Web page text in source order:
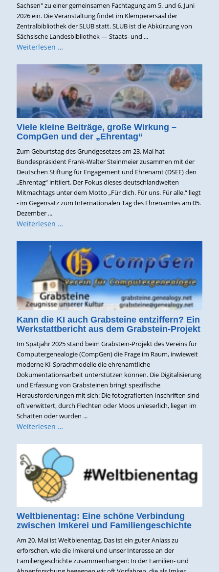
Sachsen" zu einer gemeinsamen Fachtagung am 5. und 6. Juni
2026 ein. Die Veranstaltung findet im Klemperersaal der
Zentralbibliothek der SLUB statt. SLUB ist die Abkürzung von
Sächsische Landesbibliothek — Staats- und ...
Weiterlesen …
Viele kleine Beiträge, große Wirkung –
CompGen und der „Ehrentag“
Zum Geburtstag des Grundgesetzes am 23. Mai hat
Bundespräsident Frank-Walter Steinmeier zusammen mit der
Deutschen Stiftung für Engagement und Ehrenamt (DSEE) den
„Ehrentag“ initiiert. Der Fokus dieses deutschlandweiten
Mitmachtags unter dem Motto „Für dich. Für uns. Für alle.“ liegt
- im Gegensatz zum Internationalen Tag des Ehrenamtes am 05.
Dezember ...
Weiterlesen …
Kann die KI auch Grabsteine entziffern? Ein
Werkstattbericht aus dem Grabstein-Projekt
Im Spätjahr 2025 stand beim Grabstein-Projekt des Vereins für
Computergenealogie (CompGen) die Frage im Raum, inwieweit
moderne KI-Sprachmodelle die ehrenamtliche
Dokumentationsarbeit unterstützen können. Die Digitalisierung
und Erfassung von Grabsteinen bringt spezifische
Herausforderungen mit sich: Die fotografierten Inschriften sind
oft verwittert, durch Flechten oder Moos unleserlich, liegen im
Schatten oder wurden ...
Weiterlesen …
Weltbienentag: Eine schöne Verbindung
zwischen Imkerei und Familiengeschichte
Am 20. Mai ist Weltbienentag. Das ist ein guter Anlass zu
erforschen, wie die Imkerei und unser Interesse an der
Familiengeschichte zusammenhängen: In der Familien- und